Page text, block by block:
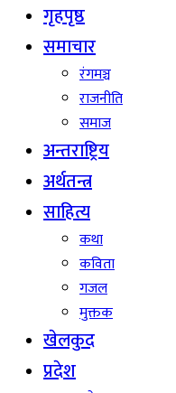
गृहपृष्ठ
समाचार
रंगमञ्च
राजनीति
समाज
अन्तराष्ट्रिय
अर्थतन्त्र
साहित्य
कथा
कविता
गजल
मुक्तक
खेलकुद
प्रदेश